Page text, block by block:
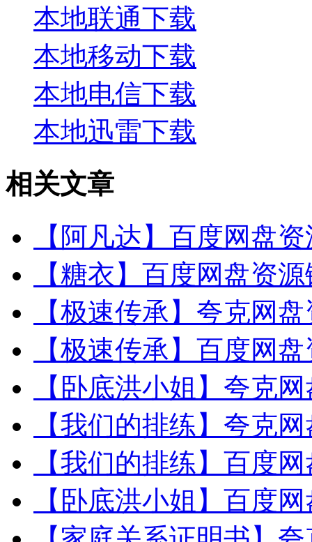
本地联通下载
本地移动下载
本地电信下载
本地迅雷下载
相关文章
【阿凡达】百度网盘
【糖衣】百度网盘资
【极速传承】夸克网
【极速传承】百度网
【卧底洪小姐】夸克
【我们的排练】夸克
【我们的排练】百度
【卧底洪小姐】百度